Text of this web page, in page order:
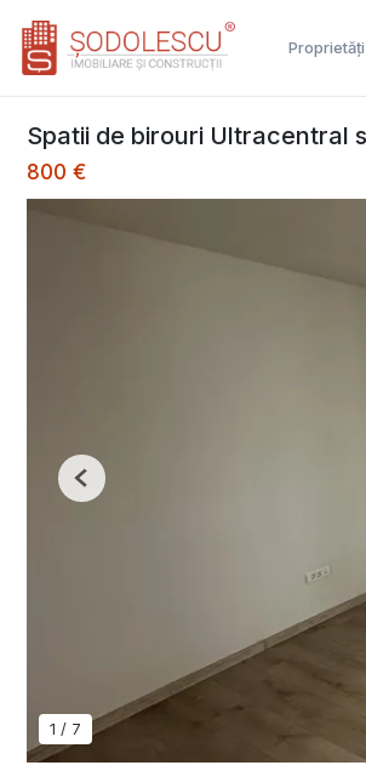
Proprietăți
Spatii de birouri Ultracentral
800 €
1 / 7
Previous